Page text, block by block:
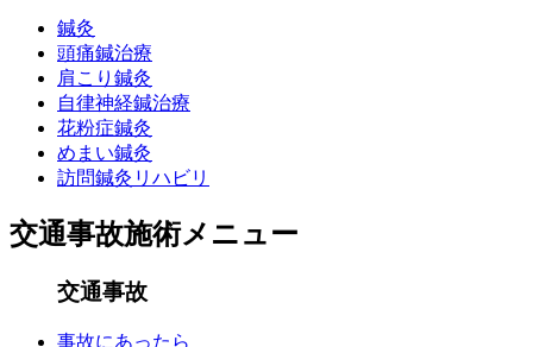
鍼灸
頭痛鍼治療
肩こり鍼灸
自律神経鍼治療
花粉症鍼灸
めまい鍼灸
訪問鍼灸リハビリ
交通事故施術メニュー
交通事故
事故にあったら